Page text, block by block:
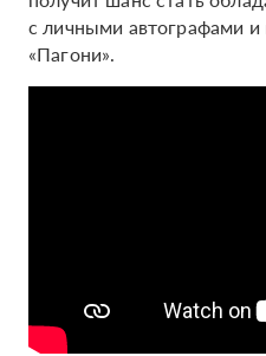
с личными автографами
«Пагони».